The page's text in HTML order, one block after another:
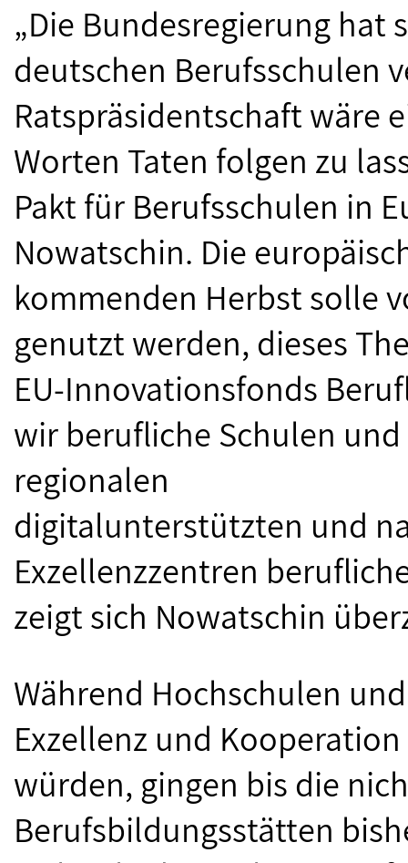
„Die Bundesregierung hat
deutschen Berufsschulen
Ratspräsidentschaft wäre
Worten Taten folgen zu
Pakt für Berufsschulen in
Nowatschin. Die
kommenden Herbst solle
genutzt werden, dieses
EU-Innovationsfonds
wir berufliche Schulen
regionalen
digitalunterstützten und
Exzellenzzentren
zeigt sich Nowatschin
Während Hochschulen
Exzellenz und
würden, gingen bis die
Berufsbildungsstätten